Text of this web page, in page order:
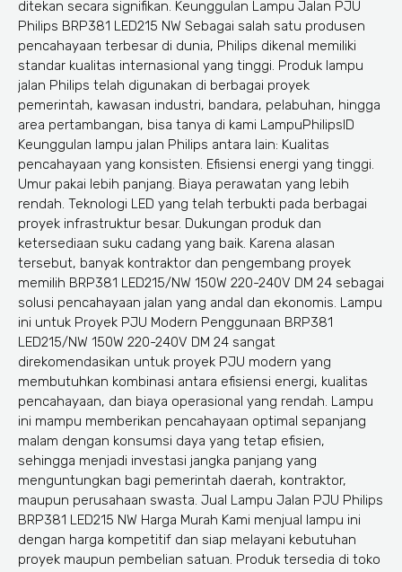
ditekan secara signifikan. Keunggulan Lampu Jalan PJU
Philips BRP381 LED215 NW Sebagai salah satu produsen
pencahayaan terbesar di dunia, Philips dikenal memiliki
standar kualitas internasional yang tinggi. Produk lampu
jalan Philips telah digunakan di berbagai proyek
pemerintah, kawasan industri, bandara, pelabuhan, hingga
area pertambangan, bisa tanya di kami LampuPhilipsID
Keunggulan lampu jalan Philips antara lain: Kualitas
pencahayaan yang konsisten. Efisiensi energi yang tinggi.
Umur pakai lebih panjang. Biaya perawatan yang lebih
rendah. Teknologi LED yang telah terbukti pada berbagai
proyek infrastruktur besar. Dukungan produk dan
ketersediaan suku cadang yang baik. Karena alasan
tersebut, banyak kontraktor dan pengembang proyek
memilih BRP381 LED215/NW 150W 220-240V DM 24 sebagai
solusi pencahayaan jalan yang andal dan ekonomis. Lampu
ini untuk Proyek PJU Modern Penggunaan BRP381
LED215/NW 150W 220-240V DM 24 sangat
direkomendasikan untuk proyek PJU modern yang
membutuhkan kombinasi antara efisiensi energi, kualitas
pencahayaan, dan biaya operasional yang rendah. Lampu
ini mampu memberikan pencahayaan optimal sepanjang
malam dengan konsumsi daya yang tetap efisien,
sehingga menjadi investasi jangka panjang yang
menguntungkan bagi pemerintah daerah, kontraktor,
maupun perusahaan swasta. Jual Lampu Jalan PJU Philips
BRP381 LED215 NW Harga Murah Kami menjual lampu ini
dengan harga kompetitif dan siap melayani kebutuhan
proyek maupun pembelian satuan. Produk tersedia di toko